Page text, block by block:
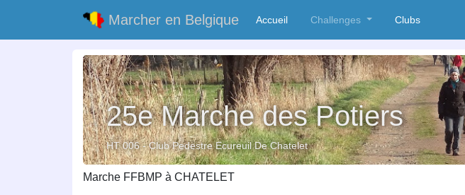
Marcher en Belgique Accueil (current)Challenges Clubs(current)
25e Marche des Potiers
HT 006 - Club Pedestre Ecureuil De Chatelet
Marche FFBMP à CHATELET